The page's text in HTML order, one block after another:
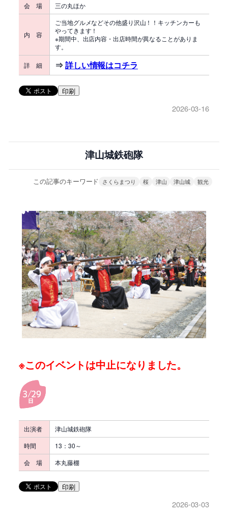
会 場
三の丸ほか
内 容
ご当地グルメなどその他盛り沢山！！キッチンカーも
やってきます！
※期間中、出店内容・出店時間が異なることがありま
す。
詳 細 ⇒詳しい情報はコチラ
印刷
2026-03-16
津山城鉄砲隊
この記事のキーワード さくらまつり 桜 津山 津山城 観光
※このイベントは中止になりました。
出演者
津山城鉄砲隊
時間
13：30～
会 場
本丸藤棚
印刷
2026-03-03